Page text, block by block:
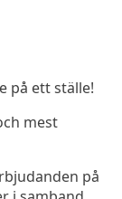
på ett ställe!
mest
på